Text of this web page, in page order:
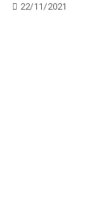
22/11/2021